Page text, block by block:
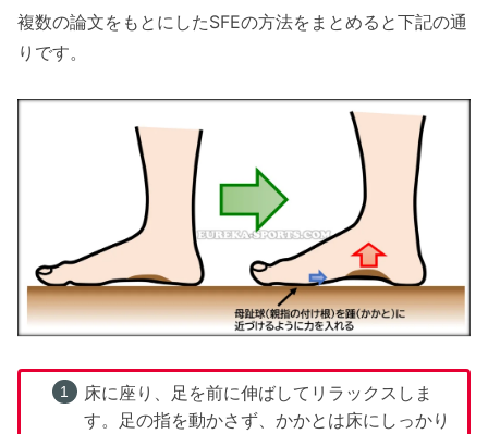
複数の論文をもとにしたSFEの方法をまとめると下記の通
りです。
床に座り、足を前に伸ばしてリラックスしま
す。足の指を動かさず、かかとは床にしっかり